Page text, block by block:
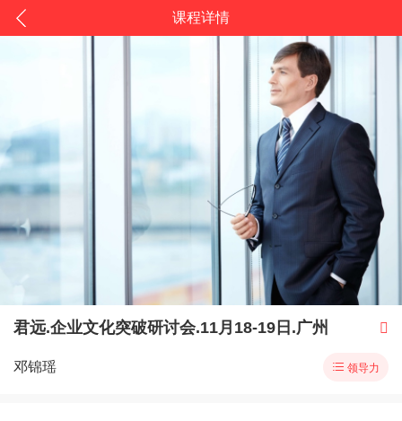
课程详情
君远.企业文化突破研讨会.11月18-19日.广州 
邓锦瑶  领导力